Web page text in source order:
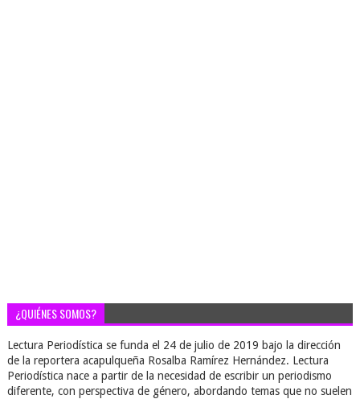
¿QUIÉNES SOMOS?
Lectura Periodística se funda el 24 de julio de 2019 bajo la dirección
de la reportera acapulqueña Rosalba Ramírez Hernández. Lectura
Periodística nace a partir de la necesidad de escribir un periodismo
diferente, con perspectiva de género, abordando temas que no suelen